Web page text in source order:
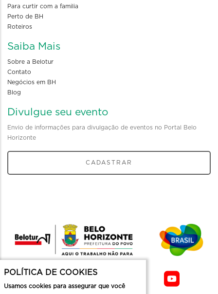
Para curtir com a familia
Perto de BH
Roteiros
Saiba Mais
Sobre a Belotur
Contato
Negócios em BH
Blog
Divulgue seu evento
Envio de informações para divulgação de eventos no Portal Belo
Horizonte
CADASTRAR
POLÍTICA DE COOKIES
Usamos cookies para assegurar que você